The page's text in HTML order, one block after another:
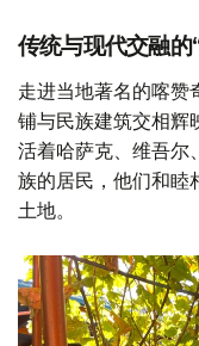
传统与现代交融的
走进当地著名的喀赞
铺与民族建筑交相辉
活着哈萨克、维吾尔
族的居民，他们和睦
土地。